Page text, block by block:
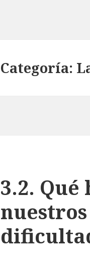
Categoría:
3.2. Qué